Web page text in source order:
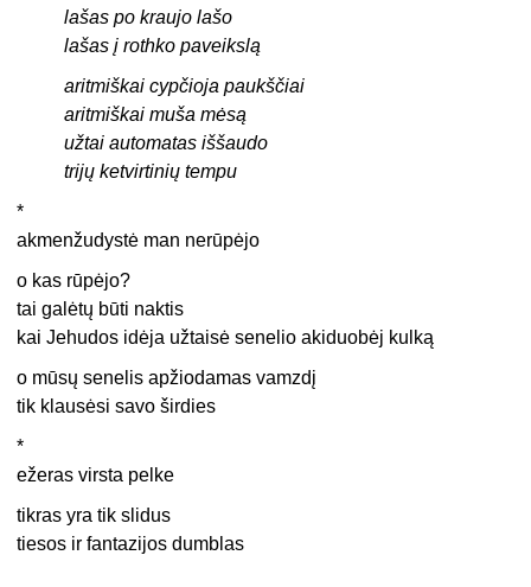
lašas po kraujo lašo
lašas į rothko paveikslą
aritmiškai cypčioja paukščiai
aritmiškai muša mėsą
užtai automatas iššaudo
trijų ketvirtinių tempu
*
akmenžudystė man nerūpėjo
o kas rūpėjo?
tai galėtų būti naktis
kai Jehudos idėja užtaisė senelio akiduobėj kulką
o mūsų senelis apžiodamas vamzdį
tik klausėsi savo širdies
*
ežeras virsta pelke
tikras yra tik slidus
tiesos ir fantazijos dumblas